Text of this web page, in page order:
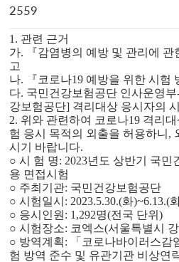
2559
1. 관련 근거
가. 『감염병의 예방 및 관리에 관
고
나. 『코로나19 예방을 위한 시험
다. 국민건강보험공단 인사운영부
강보험공단] 격리대 상 응시자의
2. 위와 관련하여 코로나19 격리
험 응시 목적의 외출을 허용하니,
시기 바랍니다.
○ 시 험 명: 2023년도 상반기 국민
용 면접시험
○ 주최기관: 국민건강보험공단
○ 시험일시: 2023.5.30.(화)~6.13.(
○ 응시인원: 1,292명(전국 단위)
○ 시험장소: 코엑스(서울특별시
○ 방역계획: 「코로나바이러스감
험 방역 준수 및 유관기 관 비상연